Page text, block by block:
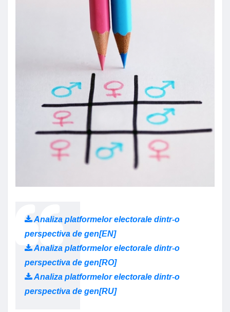
Analiza platformelor electorale dintr-o
perspectiva de gen[EN]
Analiza platformelor electorale dintr-o
perspectiva de gen[RO]
Analiza platformelor electorale dintr-o
perspectiva de gen[RU]